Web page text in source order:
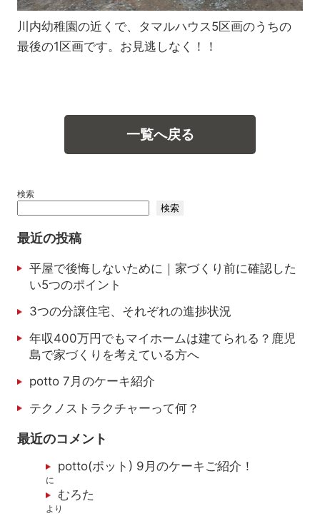
川内幼稚園の近くで、タマルハウス5区画のうちの
最後の1区画です。お見逃しなく！！
一覧へ戻る
検索
検索
最近の投稿
平屋で後悔しないために｜家づくり前に確認した
い5つのポイント
3つの分譲住宅、それぞれの進捗状況
年収400万円でもマイホームは建てられる？鹿児
島で家づくりを考えている方へ
potto 7月のケーキ紹介
テクノストラクチャーって何？
最近のコメント
potto(ポット) 9月のケーキご紹介！
に
むろた
より